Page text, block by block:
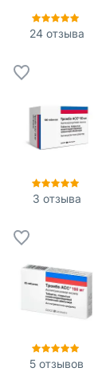
24отзыва
3 отзыва
5 отзывов